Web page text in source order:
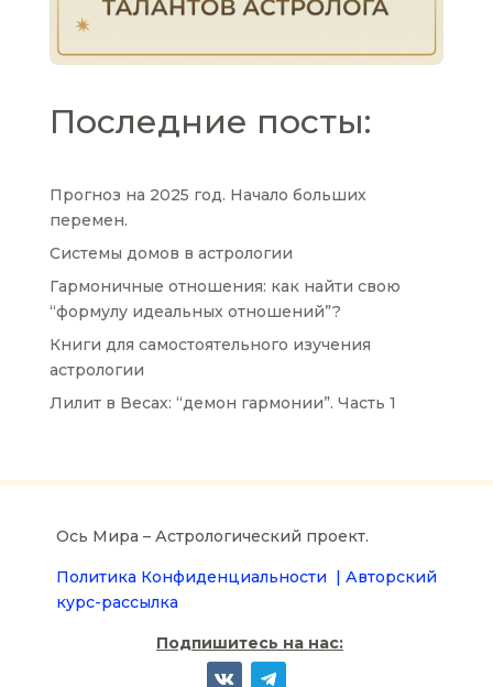
Последние посты:
Прогноз на 2025 год. Начало больших
перемен.
Системы домов в астрологии
Гармоничные отношения: как найти свою
“формулу идеальных отношений”?
Книги для самостоятельного изучения
астрологии
Лилит в Весах: “демон гармонии”. Часть 1
Ось Мира – Астрологический проект.
Политика Конфиденциальности | Авторский
курс-рассылка
Подпишитесь на нас: